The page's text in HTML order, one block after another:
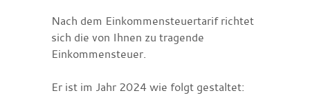
Nach dem Einkommensteuertarif richtet
sich die von Ihnen zu tragende
Einkommensteuer.
Er ist im Jahr 2024 wie folgt gestaltet: